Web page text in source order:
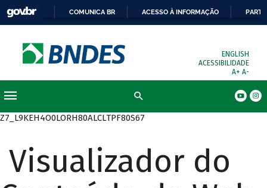
COMUNICA BR ACESSO À INFORMAÇÃO
ENGLISH
ACESSIBILIDADE
A+ A-
Z7_L9KEH4O0LORH80ALCLTPF80S67
Visualizador do